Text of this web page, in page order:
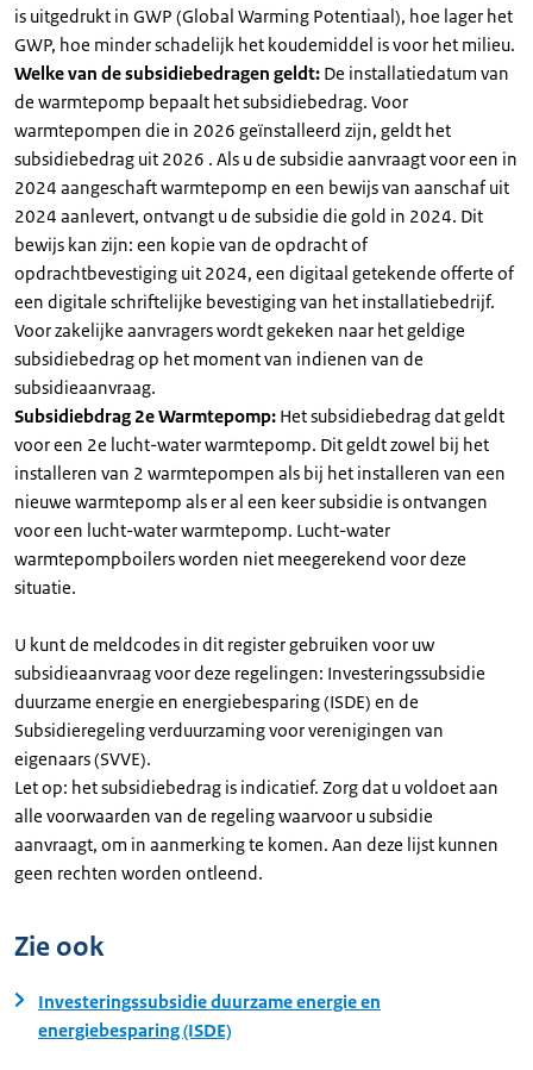
is uitgedrukt in GWP (Global Warming Potentiaal), hoe lager het
GWP, hoe minder schadelijk het koudemiddel is voor het milieu.
Welke van de subsidiebedragen geldt: De installatiedatum van
de warmtepomp bepaalt het subsidiebedrag. Voor
warmtepompen die in 2026 geïnstalleerd zijn, geldt het
subsidiebedrag uit 2026 . Als u de subsidie aanvraagt voor een in
2024 aangeschaft warmtepomp en een bewijs van aanschaf uit
2024 aanlevert, ontvangt u de subsidie die gold in 2024. Dit
bewijs kan zijn: een kopie van de opdracht of
opdrachtbevestiging uit 2024, een digitaal getekende offerte of
een digitale schriftelijke bevestiging van het installatiebedrijf.
Voor zakelijke aanvragers wordt gekeken naar het geldige
subsidiebedrag op het moment van indienen van de
subsidieaanvraag.
Subsidiebdrag 2e Warmtepomp: Het subsidiebedrag dat geldt
voor een 2e lucht-water warmtepomp. Dit geldt zowel bij het
installeren van 2 warmtepompen als bij het installeren van een
nieuwe warmtepomp als er al een keer subsidie is ontvangen
voor een lucht-water warmtepomp. Lucht-water
warmtepompboilers worden niet meegerekend voor deze
situatie.
U kunt de meldcodes in dit register gebruiken voor uw
subsidieaanvraag voor deze regelingen: Investeringssubsidie
duurzame energie en energiebesparing (ISDE) en de
Subsidieregeling verduurzaming voor verenigingen van
eigenaars (SVVE).
Let op: het subsidiebedrag is indicatief. Zorg dat u voldoet aan
alle voorwaarden van de regeling waarvoor u subsidie
aanvraagt, om in aanmerking te komen. Aan deze lijst kunnen
geen rechten worden ontleend.
Zie ook
Investeringssubsidie duurzame energie en
energiebesparing (ISDE)